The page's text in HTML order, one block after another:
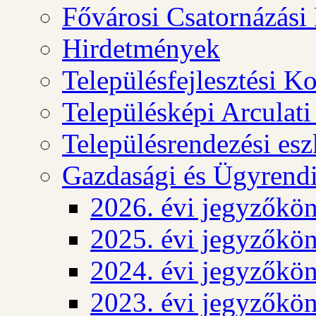
Fővárosi
Hirdetmények
Településfejlesztési
Településképi
Településrendezési
Gazdasági és
2026. évi
2025. évi
2024. évi
2023. évi